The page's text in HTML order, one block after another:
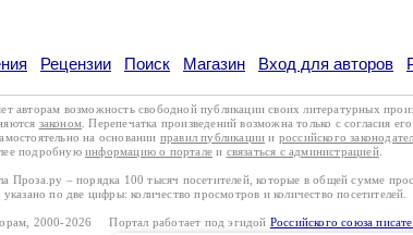
Рецензии Поиск Магазин Вход для авторов
авторам возможность свободной публикации своих литературных
законом . Перепечатка произведений возможна только с согласия
на основании правил публикации и российского
подробную информацию о портале и связаться с администрацией.
Проза.ру – порядка 100 тысяч посетителей, которые в общей сумме
по две цифры: количество просмотров и количество посетителей.
2000-2026 Портал работает под эгидой Российского союза